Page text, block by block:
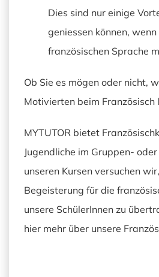
Dies sind nur einige
geniessen können,
französischen Sprache
Ob Sie es mögen oder nicht,
Motivierten beim Französisch
MYTUTOR bietet
Jugendliche im Gruppen-
unseren Kursen versuchen
Begeisterung für die
unsere SchülerInnen zu
hier mehr über unsere